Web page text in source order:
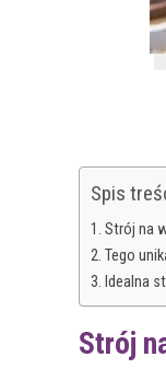
Spis
Strój na
Tego
Idealna
Strój